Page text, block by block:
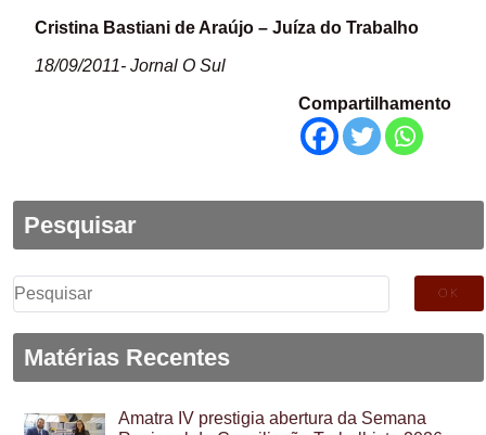
Cristina Bastiani de Araújo – Juíza do Trabalho
18/09/2011- Jornal O Sul
Compartilhamento
Pesquisar
Pesquisar
por:
Matérias Recentes
Amatra IV prestigia abertura da Semana